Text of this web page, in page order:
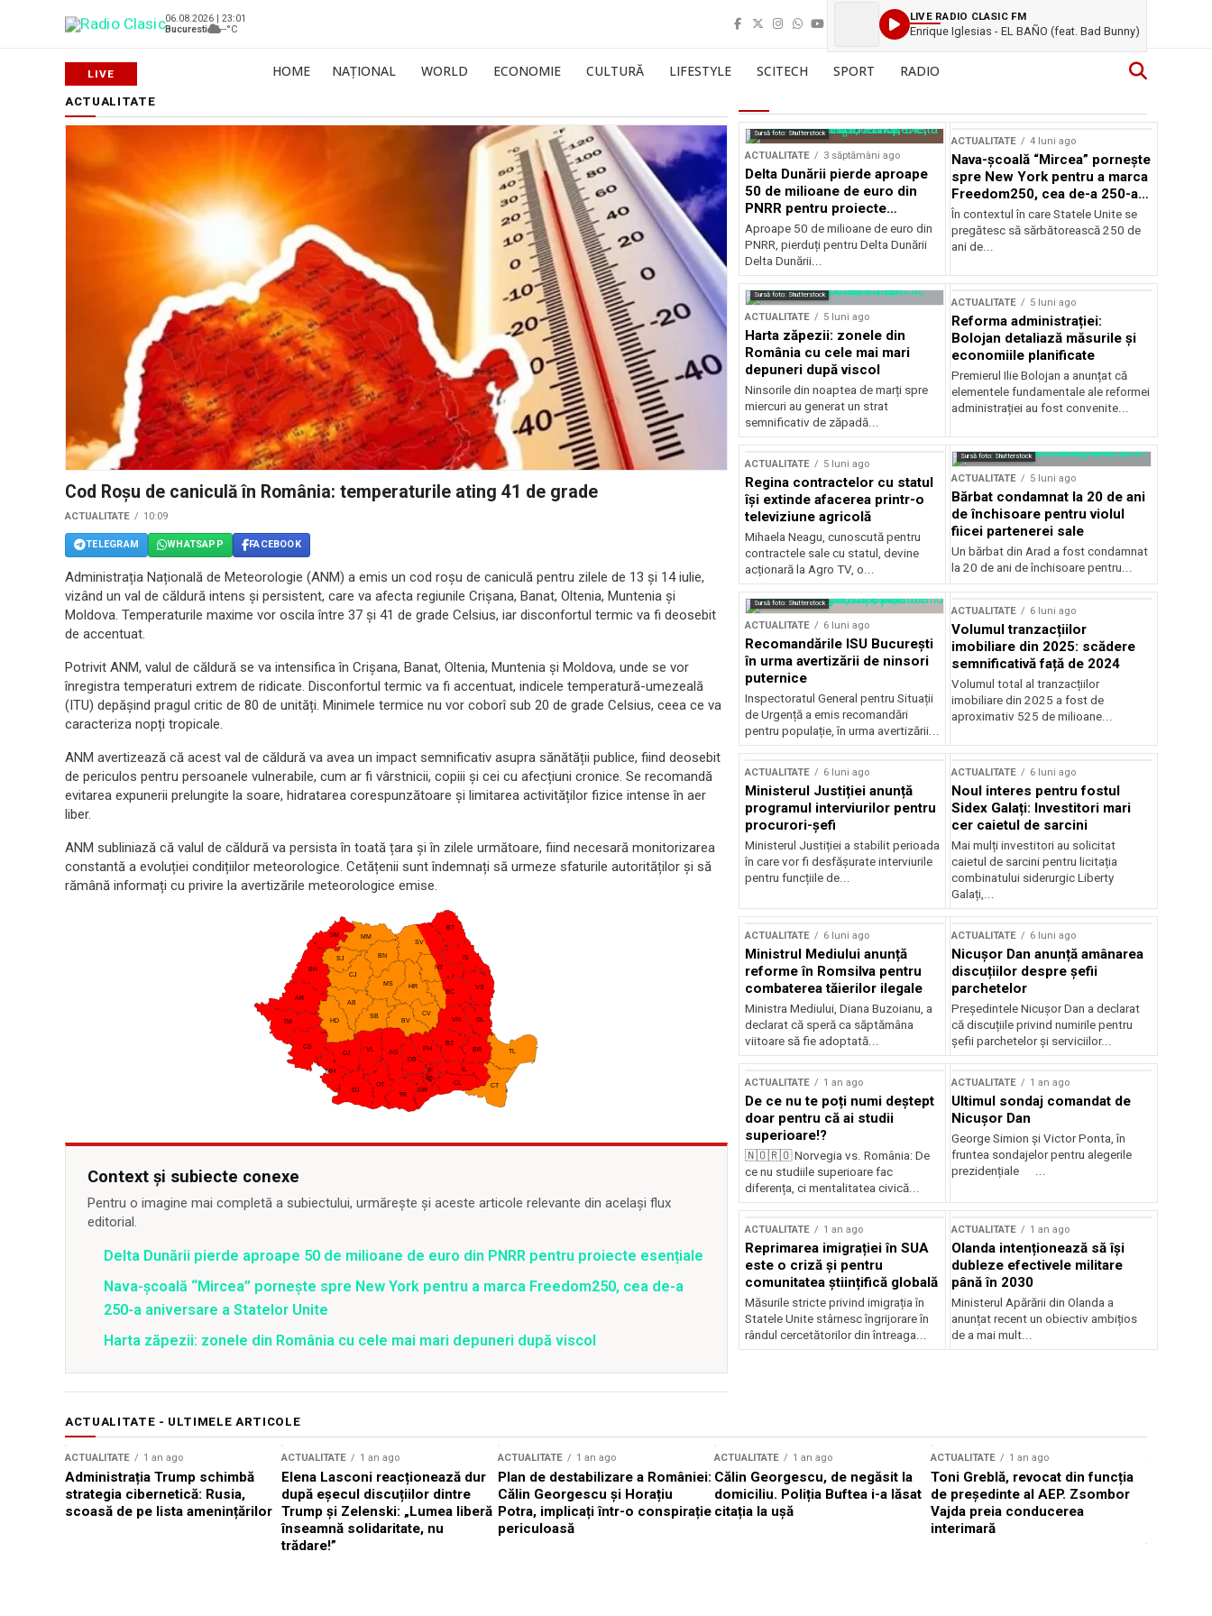
06.08.2026 | 23:01
Bucuresti
--°C
LIVE RADIO CLASIC FM
Enrique Iglesias - EL BAÑO (feat. Bad Bunny)
HOME NAȚIONAL WORLD ECONOMIE CULTURĂ LIFESTYLE SCITECH SPORT RADIO
ACTUALITATE
Cod Roșu de caniculă în România: temperaturile ating 41 de grade
ACTUALITATE 10:09
TELEGRAM WHATSAPP FACEBOOK
Administrația Națională de Meteorologie (ANM) a emis un cod roșu de caniculă pentru zilele de 13 și 14 iulie,
vizând un val de căldură intens și persistent, care va afecta regiunile Crișana, Banat, Oltenia, Muntenia și
Moldova. Temperaturile maxime vor oscila între 37 și 41 de grade Celsius, iar disconfortul termic va fi deosebit
de accentuat.
Potrivit ANM, valul de căldură se va intensifica în Crișana, Banat, Oltenia, Muntenia și Moldova, unde se vor
înregistra temperaturi extrem de ridicate. Disconfortul termic va fi accentuat, indicele temperatură-umezeală
(ITU) depășind pragul critic de 80 de unități. Minimele termice nu vor coborî sub 20 de grade Celsius, ceea ce va
caracteriza nopți tropicale.
ANM avertizează că acest val de căldură va avea un impact semnificativ asupra sănătății publice, fiind deosebit
de periculos pentru persoanele vulnerabile, cum ar fi vârstnicii, copiii și cei cu afecțiuni cronice. Se recomandă
evitarea expunerii prelungite la soare, hidratarea corespunzătoare și limitarea activităților fizice intense în aer
liber.
ANM subliniază că valul de căldură va persista în toată țara și în zilele următoare, fiind necesară monitorizarea
constantă a evoluției condițiilor meteorologice. Cetățenii sunt îndemnați să urmeze sfaturile autorităților și să
rămână informați cu privire la avertizările meteorologice emise.
Context și subiecte conexe
Pentru o imagine mai completă a subiectului, urmărește și aceste articole relevante din același flux
editorial.
Delta Dunării pierde aproape 50 de milioane de euro din PNRR pentru proiecte esențiale
Nava-școală “Mircea” pornește spre New York pentru a marca Freedom250, cea de-a
250-a aniversare a Statelor Unite
Harta zăpezii: zonele din România cu cele mai mari depuneri după viscol
Sursă foto: Shutterstock
ACTUALITATE 3 săptămâni ago
Delta Dunării pierde aproape
50 de milioane de euro din
PNRR pentru proiecte
esențiale
Aproape 50 de milioane de euro din
PNRR, pierduți pentru Delta Dunării
Delta Dunării...
ACTUALITATE 4 luni ago
Nava-școală “Mircea” pornește
spre New York pentru a marca
Freedom250, cea de-a 250-a
aniversare a Statelor Unite
În contextul în care Statele Unite se
pregătesc să sărbătorească 250 de
ani de...
Sursă foto: Shutterstock
ACTUALITATE 5 luni ago
Harta zăpezii: zonele din
România cu cele mai mari
depuneri după viscol
Ninsorile din noaptea de marți spre
miercuri au generat un strat
semnificativ de zăpadă...
ACTUALITATE 5 luni ago
Reforma administrației:
Bolojan detaliază măsurile și
economiile planificate
Premierul Ilie Bolojan a anunțat că
elementele fundamentale ale reformei
administrației au fost convenite...
ACTUALITATE 5 luni ago
Regina contractelor cu statul
își extinde afacerea printr-o
televiziune agricolă
Mihaela Neagu, cunoscută pentru
contractele sale cu statul, devine
acționară la Agro TV, o...
Sursă foto: Shutterstock
ACTUALITATE 5 luni ago
Bărbat condamnat la 20 de ani
de închisoare pentru violul
fiicei partenerei sale
Un bărbat din Arad a fost condamnat
la 20 de ani de închisoare pentru...
Sursă foto: Shutterstock
ACTUALITATE 6 luni ago
Recomandările ISU București
în urma avertizării de ninsori
puternice
Inspectoratul General pentru Situații
de Urgență a emis recomandări
pentru populație, în urma avertizării...
ACTUALITATE 6 luni ago
Volumul tranzacțiilor
imobiliare din 2025: scădere
semnificativă față de 2024
Volumul total al tranzacțiilor
imobiliare din 2025 a fost de
aproximativ 525 de milioane...
ACTUALITATE 6 luni ago
Ministerul Justiției anunță
programul interviurilor pentru
procurori-șefi
Ministerul Justiției a stabilit perioada
în care vor fi desfășurate interviurile
pentru funcțiile de...
ACTUALITATE 6 luni ago
Noul interes pentru fostul
Sidex Galați: Investitori mari
cer caietul de sarcini
Mai mulți investitori au solicitat
caietul de sarcini pentru licitația
combinatului siderurgic Liberty
Galați,...
ACTUALITATE 6 luni ago
Ministrul Mediului anunță
reforme în Romsilva pentru
combaterea tăierilor ilegale
Ministra Mediului, Diana Buzoianu, a
declarat că speră ca săptămâna
viitoare să fie adoptată...
ACTUALITATE 6 luni ago
Nicușor Dan anunță amânarea
discuțiilor despre șefii
parchetelor
Președintele Nicușor Dan a declarat
că discuțiile privind numirile pentru
șefii parchetelor și serviciilor...
ACTUALITATE 1 an ago
De ce nu te poți numi deștept
doar pentru că ai studii
superioare!?
🇳🇴🇷🇴 Norvegia vs. România: De
ce nu studiile superioare fac
diferența, ci mentalitatea civică...
ACTUALITATE 1 an ago
Ultimul sondaj comandat de
Nicușor Dan
George Simion și Victor Ponta, în
fruntea sondajelor pentru alegerile
prezidențiale ...
ACTUALITATE 1 an ago
Reprimarea imigrației în SUA
este o criză și pentru
comunitatea științifică globală
Măsurile stricte privind imigrația în
Statele Unite stârnesc îngrijorare în
rândul cercetătorilor din întreaga...
ACTUALITATE 1 an ago
Olanda intenționează să își
dubleze efectivele militare
până în 2030
Ministerul Apărării din Olanda a
anunțat recent un obiectiv ambițios
de a mai mult...
ACTUALITATE - ULTIMELE ARTICOLE
ACTUALITATE 1 an ago
Administrația Trump schimbă
strategia cibernetică: Rusia,
scoasă de pe lista amenințărilor
ACTUALITATE 1 an ago
Elena Lasconi reacționează dur
după eșecul discuțiilor dintre
Trump și Zelenski: „Lumea liberă
înseamnă solidaritate, nu
trădare!”
ACTUALITATE 1 an ago
Plan de destabilizare a României:
Călin Georgescu și Horațiu
Potra, implicați într-o conspirație
periculoasă
ACTUALITATE 1 an ago
Călin Georgescu, de negăsit la
domiciliu. Poliția Buftea i-a lăsat
citația la ușă
ACTUALITATE 1 an ago
Toni Greblă, revocat din funcția
de președinte al AEP. Zsombor
Vajda preia conducerea
interimară